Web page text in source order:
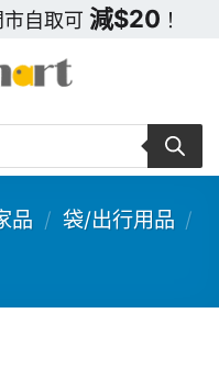
自取可 減$20 ！
品 / 袋/出行用品 /